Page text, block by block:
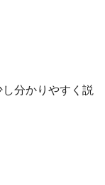
分かりやすく説